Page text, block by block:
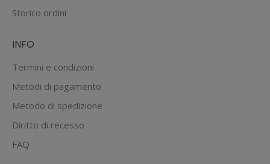
Storico ordini
INFO
Termini e condizioni
Metodi di pagamento
Metodo di spedizione
Diritto di recesso
FAQ